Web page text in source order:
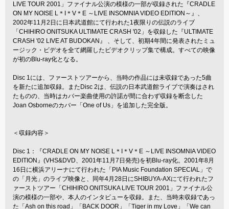
LIVE TOUR 2001」ファイナル公演の模様の一部が収録された『CRADLE
ON MY NOISE L＊I＊V＊E ～LIVE INSOMNIA VIDEO EDITION～』、
2002年11月2日に日本武道館にて行われた1夜限りの伝説のライブ
「CHIHIRO ONITSUKA ULTIMATE CRASH '02」を収録した『ULTIMATE
CRASH '02 LIVE AT BUDOKAN』 、そして、初期4年間に発表されたミュ
ージック・ビデオを全て網羅したビデオクリップ集で構成。すべての映像
が初のBlu-ray化となる。
Disc 1には、ファーストツアーから、当時の作品には未収録であった5曲
を新たに追加収録。またDisc 2は、伝説の日本武道館ライブで演奏はされ
たものの、当時はカバー楽曲使用の許諾が間に合わず収録を断念した
Joan Osborneのカバー「One of Us」を追加した完全版。
＜収録内容＞
Disc 1：『CRADLE ON MY NOISE L＊I＊V＊E ～LIVE INSOMNIA VIDEO
EDITION』(VHS&DVD、2001年11月7日発売)を初Blu-ray化。2001年8月
16日に横浜アリーナにて行われた「PIA Music Foundation SPECIAL」で
の「月光」のライブ映像と、同年4月28日にSHIBUYA-AXにて行われたフ
ァーストツアー「CHIHIRO ONITSUKA LIVE TOUR 2001」ファイナル公
演の模様の一部や、本人のインタビューを収録。また、当時未収録であっ
た「Ash on this road」「BACK DOOR」「Tiger in my Love」「We can